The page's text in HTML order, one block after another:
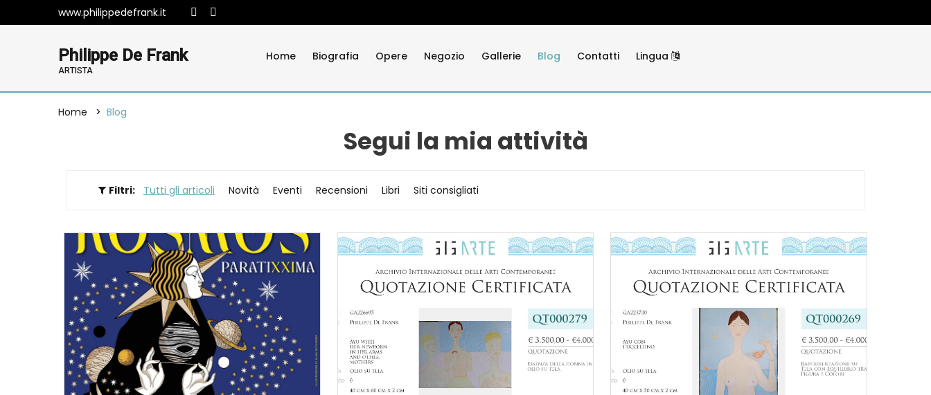
www.philippedefrank.it
Philippe De Frank
ARTISTA
Home Biografia Opere Negozio Gallerie Blog Contatti Lingua
Home Blog
Segui la mia attività
Filtri: Tutti gli articoli Novità Eventi Recensioni Libri Siti consigliati